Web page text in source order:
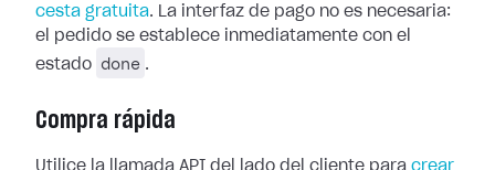
cesta gratuita. La interfaz de pago no es necesaria:
el pedido se establece inmediatamente con el
estado
done .
Compra rápida
Utilice la llamada API del lado del cliente para crear